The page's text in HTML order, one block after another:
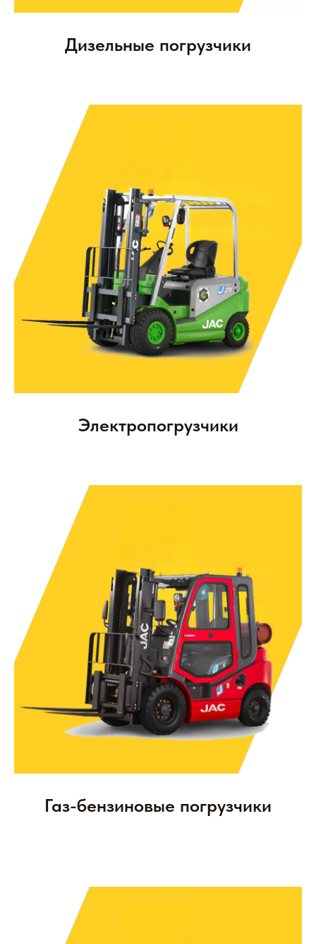
Дизельные погрузчики
Электропогрузчики
Газ-бензиновые погрузчики